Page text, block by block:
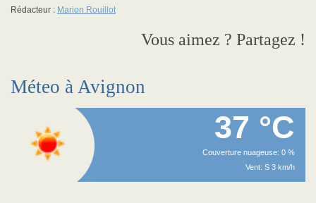
Rédacteur : Marion Rouillot
Vous aimez ? Partagez !
Méteo à Avignon
37 °C
Couverture nuageuse: 0 %
Vent: S 3 km/h